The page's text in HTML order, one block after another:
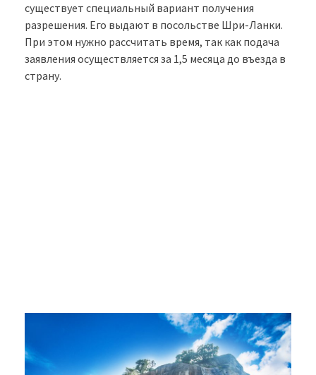
существует специальный вариант получения
разрешения. Его выдают в посольстве Шри-Ланки.
При этом нужно рассчитать время, так как подача
заявления осуществляется за 1,5 месяца до въезда в
страну.